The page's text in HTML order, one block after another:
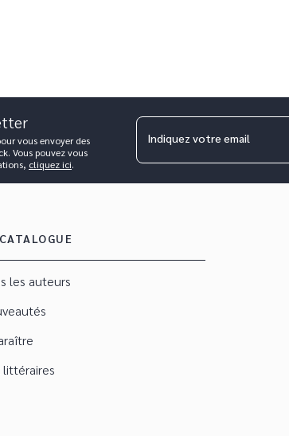
vous envoyer des
Vous pouvez vous
cliquez ici.
Indiquez votre email
les auteurs
littéraires